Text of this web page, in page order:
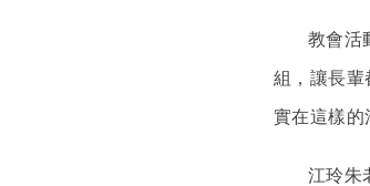
教會活動
組，讓長輩
實在這樣的
江玲朱老